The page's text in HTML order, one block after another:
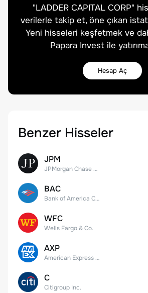
"LADDER CAPITAL CORP"
verilerle takip et, öne çıkan
Yeni hisseleri keşfetmek ve
Papara Invest ile
Hesap Aç
Benzer Hisseler
JPM
JPMorgan Chase & Co.
BAC
Bank of America Corporation
WFC
Wells Fargo & Co.
AXP
American Express Company
C
Citigroup Inc.